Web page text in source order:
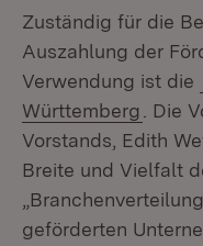
Zuständig für die
Auszahlung der
Verwendung ist die
Württemberg
. Die
Vorstands, Edith
Breite und Vielfalt
geförderten